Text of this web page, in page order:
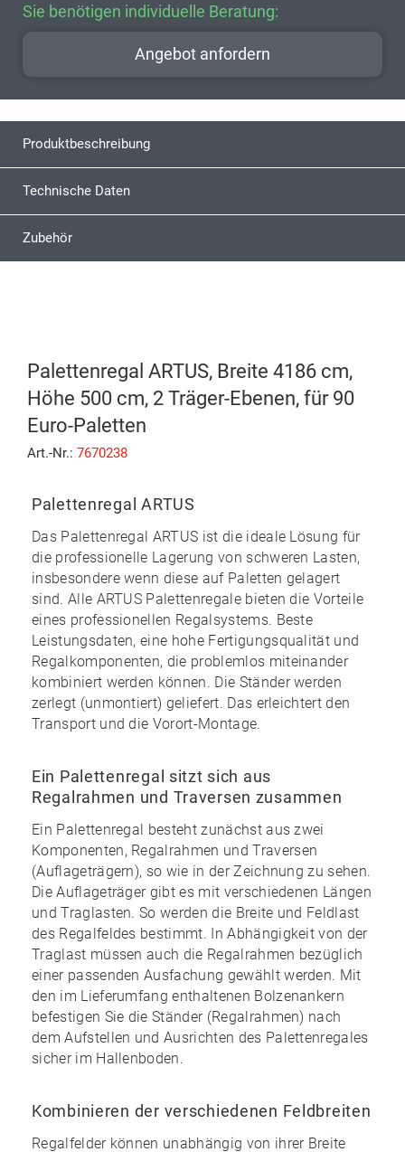
Sie benötigen individuelle Beratung:
Angebot anfordern
Produktbeschreibung
Technische Daten
Zubehör
Palettenregal ARTUS, Breite 4186 cm,
Höhe 500 cm, 2 Träger-Ebenen, für 90
Euro-Paletten
Art.-Nr.: 7670238
Palettenregal ARTUS
Das Palettenregal ARTUS ist die ideale Lösung für
die professionelle Lagerung von schweren Lasten,
insbesondere wenn diese auf Paletten gelagert
sind. Alle ARTUS Palettenregale bieten die Vorteile
eines professionellen Regalsystems. Beste
Leistungsdaten, eine hohe Fertigungsqualität und
Regalkomponenten, die problemlos miteinander
kombiniert werden können. Die Ständer werden
zerlegt (unmontiert) geliefert. Das erleichtert den
Transport und die Vorort-Montage.
Ein Palettenregal sitzt sich aus
Regalrahmen und Traversen zusammen
Ein Palettenregal besteht zunächst aus zwei
Komponenten, Regalrahmen und Traversen
(Auflageträgern), so wie in der Zeichnung zu sehen.
Die Auflageträger gibt es mit verschiedenen Längen
und Traglasten. So werden die Breite und Feldlast
des Regalfeldes bestimmt. In Abhängigkeit von der
Traglast müssen auch die Regalrahmen bezüglich
einer passenden Ausfachung gewählt werden. Mit
den im Lieferumfang enthaltenen Bolzenankern
befestigen Sie die Ständer (Regalrahmen) nach
dem Aufstellen und Ausrichten des Palettenregales
sicher im Hallenboden.
Kombinieren der verschiedenen Feldbreiten
Regalfelder können unabhängig von ihrer Breite